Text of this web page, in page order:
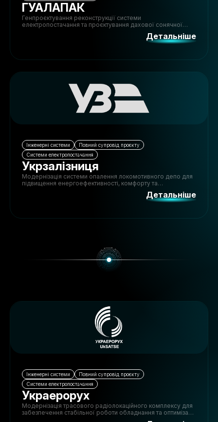
ГУАЛАПАК
Генпроєктування реконструкції системи
електропостачання та проєктування дахової сонячної
електростанції потужністю 1 МВт для зниження витрат на
Детальніше
Інженерні системи
Повний супровід проєкту
Системи електропостачання
Укрзалізниця
Модернізація системи опалення локомотивного депо для
підвищення енергоефективності, комфорту та
Детальніше
Інженерні системи
Повний супровід проєкту
Системи електропостачання
Украерорух
Модернізація трасового радіолокаційного комплексу для
забезпечення стабільної роботи обладнання та оптимізації